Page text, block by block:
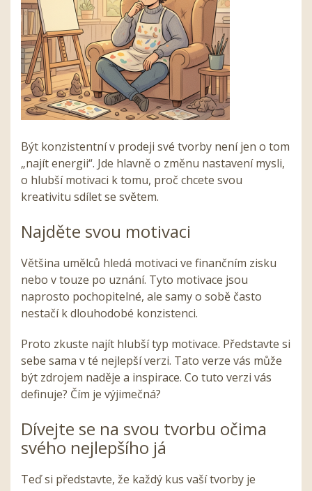
Být konzistentní v prodeji své tvorby není jen o tom
„najít energii“. Jde hlavně o změnu nastavení mysli,
o hlubší motivaci k tomu, proč chcete svou
kreativitu sdílet se světem.
Najděte svou motivaci
Většina umělců hledá motivaci ve finančním zisku
nebo v touze po uznání. Tyto motivace jsou
naprosto pochopitelné, ale samy o sobě často
nestačí k dlouhodobé konzistenci.
Proto zkuste najít hlubší typ motivace. Představte si
sebe sama v té nejlepší verzi. Tato verze vás může
být zdrojem naděje a inspirace. Co tuto verzi vás
definuje? Čím je výjimečná?
Dívejte se na svou tvorbu očima
svého nejlepšího já
Teď si představte, že každý kus vaší tvorby je